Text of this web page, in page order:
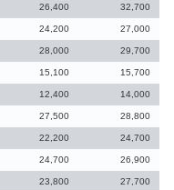
26,400 32,700
24,200 27,000
28,000 29,700
15,100 15,700
12,400 14,000
27,500 28,800
22,200 24,700
24,700 26,900
23,800 27,700